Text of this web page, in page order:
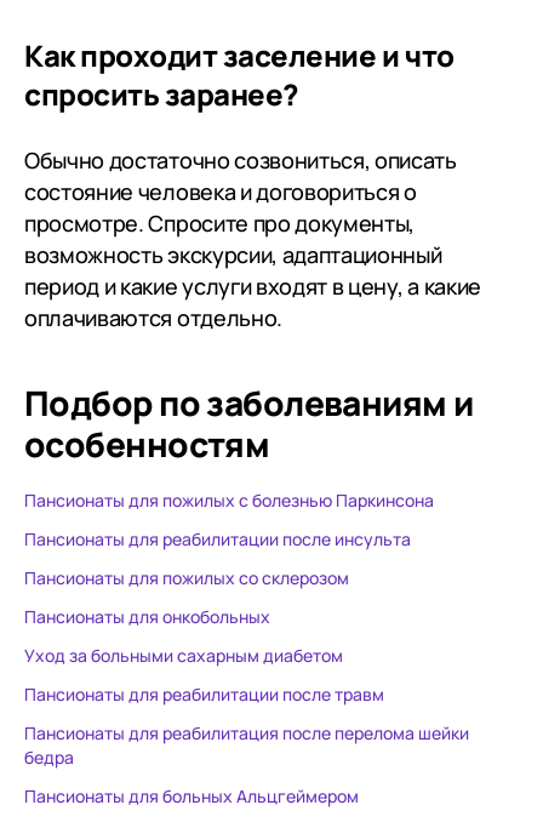
Как проходит заселение и что
спросить заранее?
Обычно достаточно созвониться, описать
состояние человека и договориться о
просмотре. Спросите про документы,
возможность экскурсии, адаптационный
период и какие услуги входят в цену, а какие
оплачиваются отдельно.
Подбор по заболеваниям и
особенностям
Пансионаты для пожилых с болезнью Паркинсона
Пансионаты для реабилитации после инсульта
Пансионаты для пожилых со склерозом
Пансионаты для онкобольных
Уход за больными сахарным диабетом
Пансионаты для реабилитации после травм
Пансионаты для реабилитация после перелома шейки
бедра
Пансионаты для больных Альцгеймером